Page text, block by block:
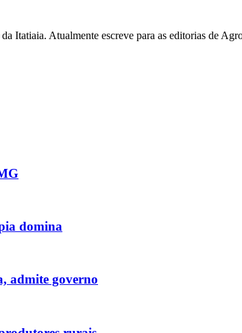
Atualmente escreve para as editorias de
domina
admite governo